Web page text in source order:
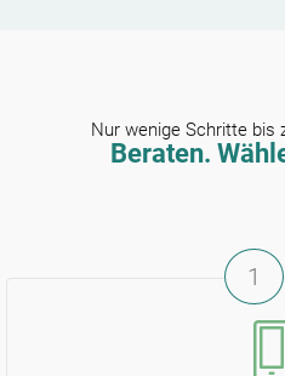
Nur wenige Schritte bis
Beraten.
1